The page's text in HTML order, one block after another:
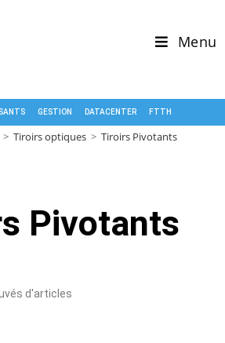
Menu
GESTION DATACENTER FTTH
> Tiroirs optiques > Tiroirs Pivotants
Pivotants
d'articles